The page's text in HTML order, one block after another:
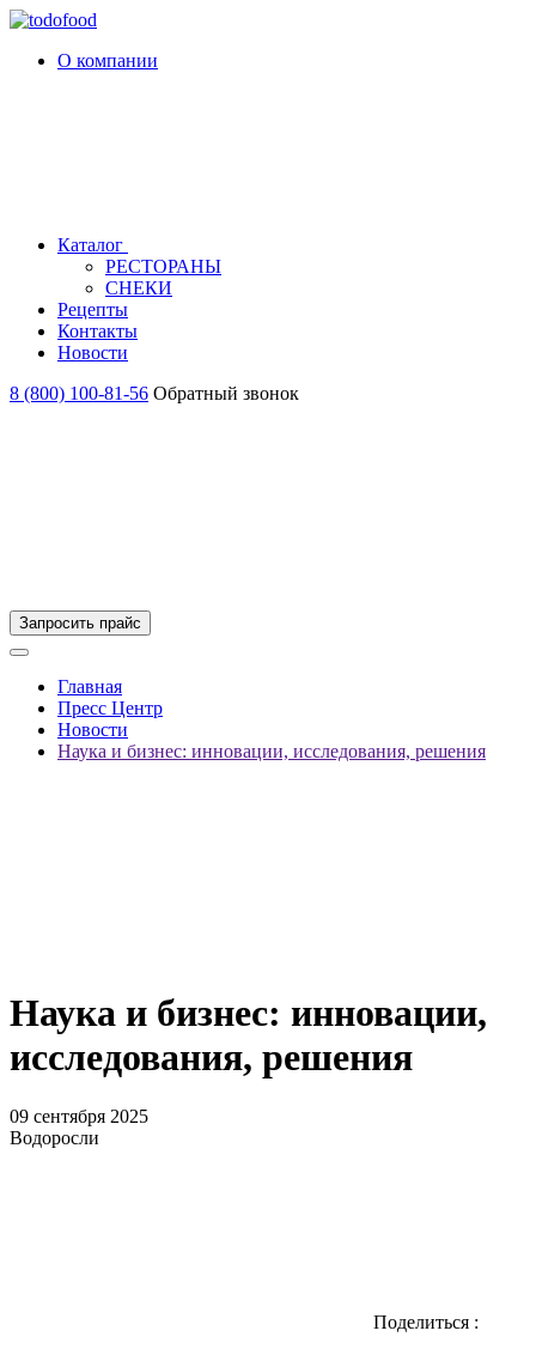
О компании
Каталог
РЕСТОРАНЫ
СНЕКИ
Рецепты
Контакты
Новости
8 (800) 100-81-56 Обратный звонок
Запросить прайс
Главная
Пресс Центр
Новости
Наука и бизнес: инновации, исследования, решения
Наука и бизнес: инновации,
исследования, решения
09 сентября 2025
Водоросли
Поделиться :